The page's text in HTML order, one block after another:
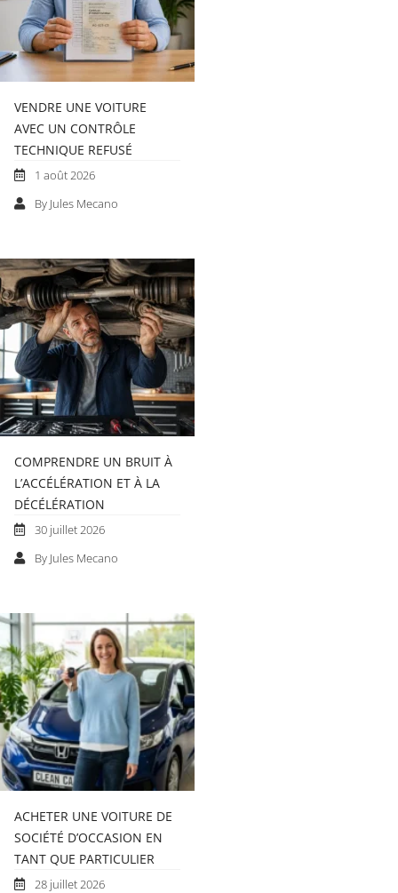
VENDRE UNE VOITURE
AVEC UN CONTRÔLE
TECHNIQUE REFUSÉ
1 août 2026
By Jules Mecano
COMPRENDRE UN BRUIT À
L’ACCÉLÉRATION ET À LA
DÉCÉLÉRATION
30 juillet 2026
By Jules Mecano
ACHETER UNE VOITURE DE
SOCIÉTÉ D’OCCASION EN
TANT QUE PARTICULIER
28 juillet 2026